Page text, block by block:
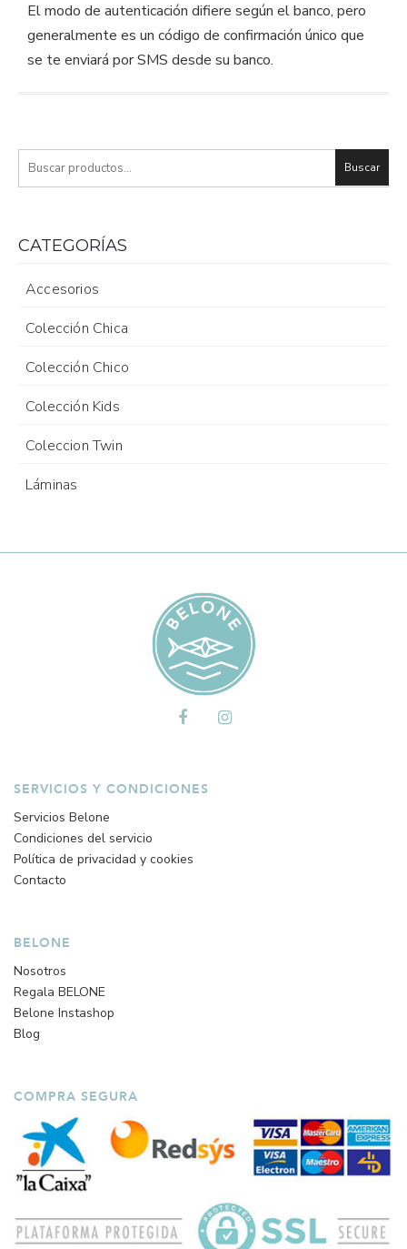
El modo de autenticación difiere según el banco, pero
generalmente es un código de confirmación único que
se te enviará por SMS desde su banco.
Buscar
CATEGORÍAS
Accesorios
Colección Chica
Colección Chico
Colección Kids
Coleccion Twin
Láminas
SERVICIOS Y CONDICIONES
Servicios Belone
Condiciones del servicio
Política de privacidad y cookies
Contacto
BELONE
Nosotros
Regala BELONE
Belone Instashop
Blog
COMPRA SEGURA